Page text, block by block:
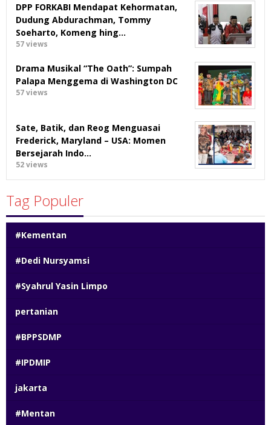
DPP FORKABI Mendapat Kehormatan,
Dudung Abdurachman, Tommy
Soeharto, Komeng hing…
57 views
Drama Musikal “The Oath”: Sumpah
Palapa Menggema di Washington DC
57 views
Sate, Batik, dan Reog Menguasai
Frederick, Maryland – USA: Momen
Bersejarah Indo…
52 views
Tag Populer
#Kementan
#Dedi Nursyamsi
#Syahrul Yasin Limpo
pertanian
#BPPSDMP
#IPDMIP
jakarta
#Mentan